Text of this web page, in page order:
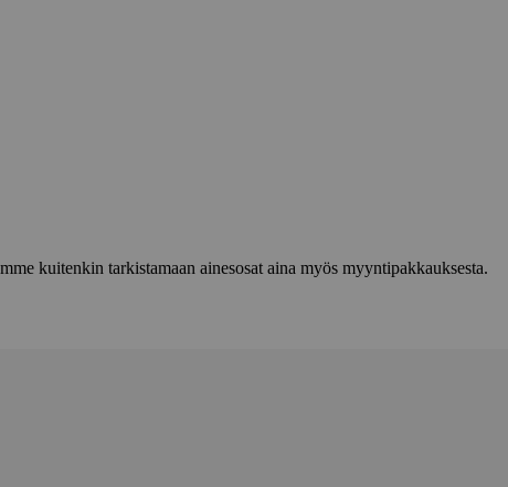
kuitenkin tarkistamaan ainesosat aina myös myyntipakkauksesta.